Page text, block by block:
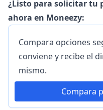
¿Listo para solicitar tu
ahora en Moneezy:
Compara opciones
conviene y recibe el
mismo.
Compara